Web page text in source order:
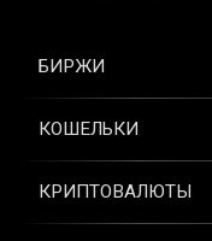
БИРЖИ
КОШЕЛЬКИ
КРИПТОВАЛЮТЫ